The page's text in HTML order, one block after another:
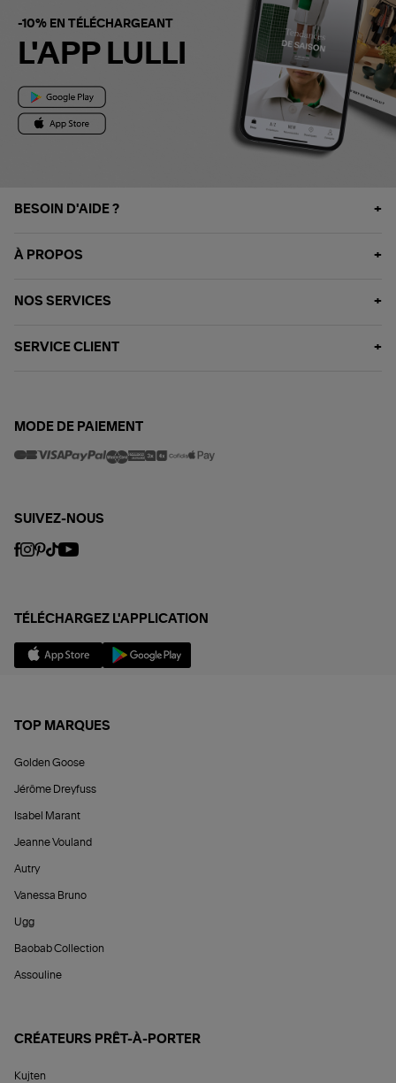
-10% EN TÉLÉCHARGEANT
L'APP LULLI
BESOIN D'AIDE ?
À PROPOS
NOS SERVICES
SERVICE CLIENT
MODE DE PAIEMENT
SUIVEZ-NOUS
TÉLÉCHARGEZ L'APPLICATION
TOP MARQUES
Golden Goose
Jérôme Dreyfuss
Isabel Marant
Jeanne Vouland
Autry
Vanessa Bruno
Ugg
Baobab Collection
Assouline
CRÉATEURS PRÊT-À-PORTER
Kujten